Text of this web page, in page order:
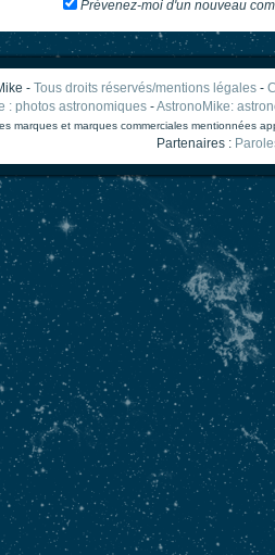
Prévenez-moi d'un nouveau
- Tous droits réservés/mentions légales-
: photos astronomiques -AstronoMike:
marques et marques commerciales mentionnées
Partenaires :